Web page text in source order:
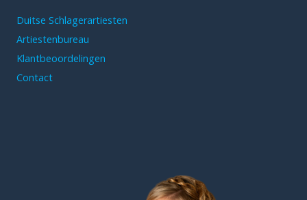
Duitse Schlagerartiesten
Artiestenbureau
Klantbeoordelingen
Contact